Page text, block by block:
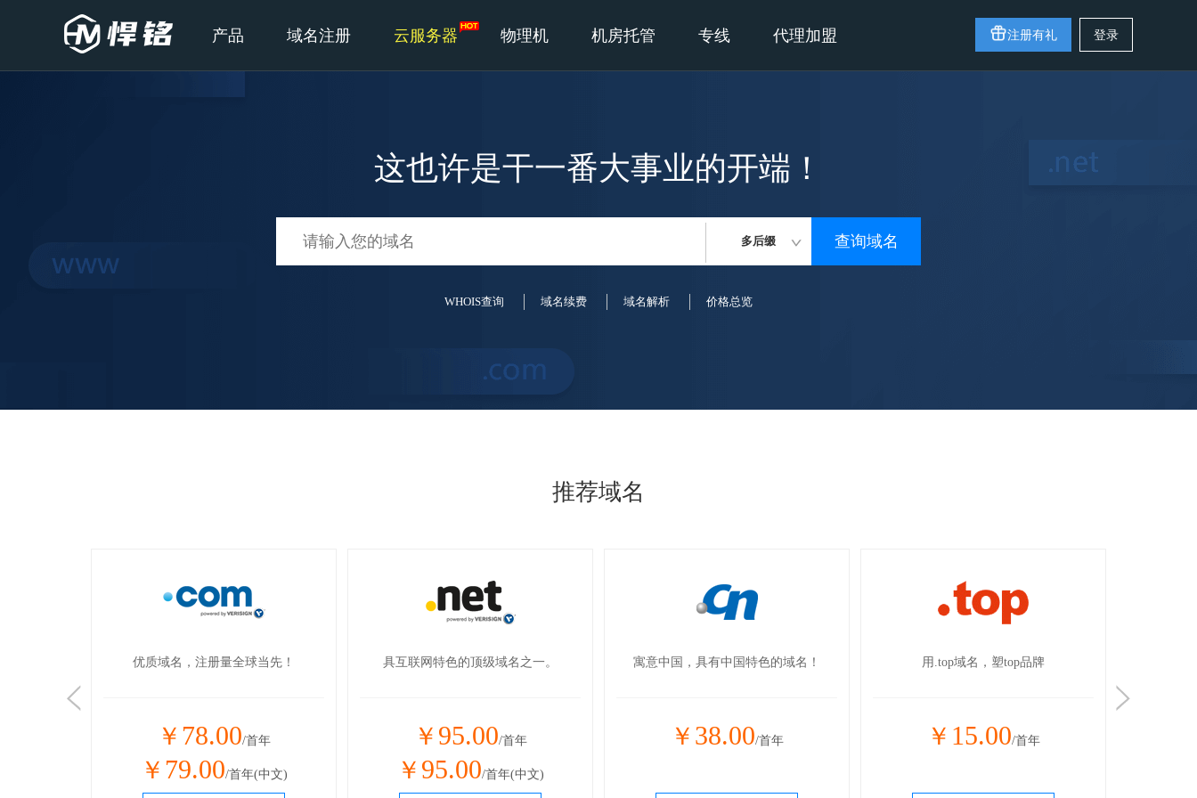
产品 域名注册 云服务器 物理机 机房托管 专线 代理加盟 注册有礼 登录
这也许是干一番大事业的开端！
多后缀
WHOIS查询 域名续费 域名解析 价格总览
推荐域名
具有潜力的国际顶级域名，简单易记！
￥65.00/首年
优质域名，注册量全球当先！
￥78.00/首年
￥79.00/首年(中文)
具互联网特色的顶级域名之一。
￥95.00/首年
寓意中国，具有中国特色的域名！
￥38.00/首年